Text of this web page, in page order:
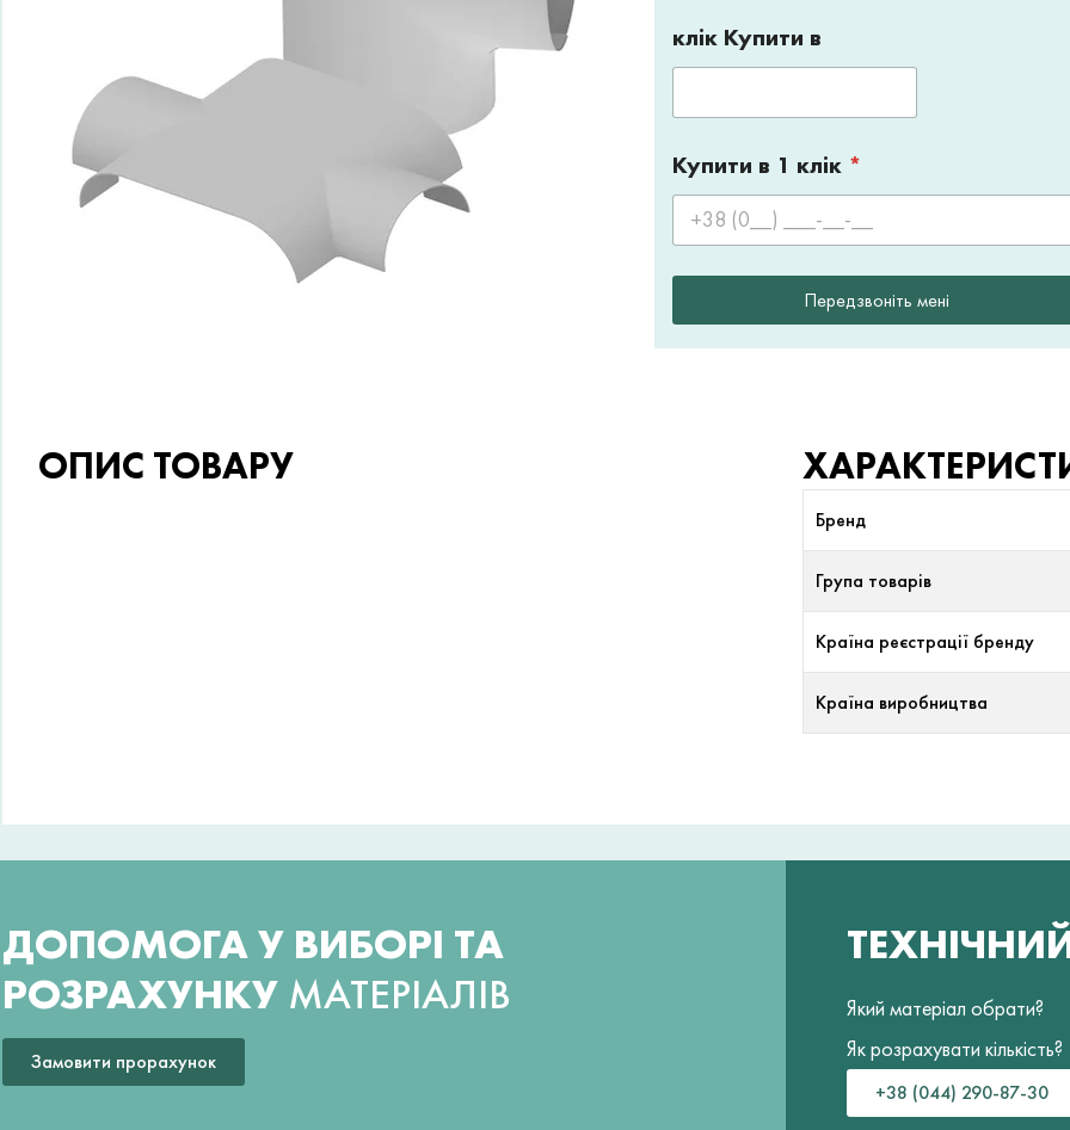
клік Купити в
Купити в 1 клік *
Передзвоніть мені
ОПИС ТОВАРУ
Бренд
Група товарів
Країна реєстрації бренду
Країна виробництва
ДОПОМОГА У ВИБОРІ ТА
РОЗРАХУНКУ МАТЕРІАЛІВ
Замовити прорахунок
Який матеріал обрати?
Як розрахувати кількість?
+38 (044) 290-87-30